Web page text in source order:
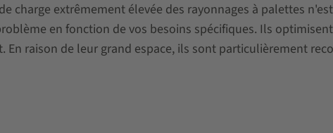
charge extrêmement élevée des rayonnages à palettes
en fonction de vos besoins spécifiques. Ils
raison de leur grand espace, ils sont particulièrement